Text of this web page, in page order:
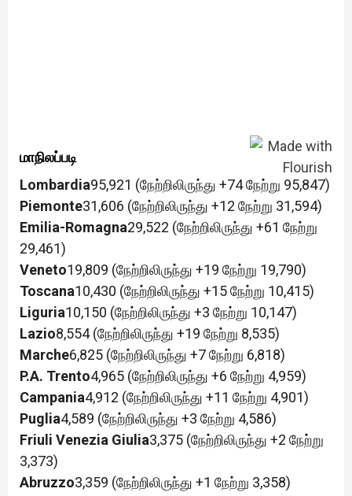
மாநிலப்படி
Lombardia95,921 (நேற்றிலிருந்து +74 நேற்று 95,847)
Piemonte31,606 (நேற்றிலிருந்து +12 நேற்று 31,594)
Emilia-Romagna29,522 (நேற்றிலிருந்து +61 நேற்று
29,461)
Veneto19,809 (நேற்றிலிருந்து +19 நேற்று 19,790)
Toscana10,430 (நேற்றிலிருந்து +15 நேற்று 10,415)
Liguria10,150 (நேற்றிலிருந்து +3 நேற்று 10,147)
Lazio8,554 (நேற்றிலிருந்து +19 நேற்று 8,535)
Marche6,825 (நேற்றிலிருந்து +7 நேற்று 6,818)
P.A. Trento4,965 (நேற்றிலிருந்து +6 நேற்று 4,959)
Campania4,912 (நேற்றிலிருந்து +11 நேற்று 4,901)
Puglia4,589 (நேற்றிலிருந்து +3 நேற்று 4,586)
Friuli Venezia Giulia3,375 (நேற்றிலிருந்து +2 நேற்று
3,373)
Abruzzo3,359 (நேற்றிலிருந்து +1 நேற்று 3,358)